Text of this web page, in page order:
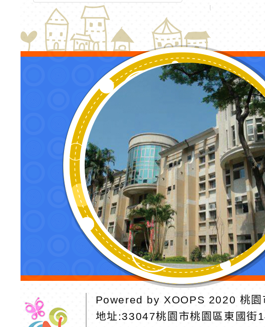
Powered by XOOPS 2020 桃園
地址:33047桃園市桃園區東國街